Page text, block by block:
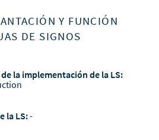
Y FUNCIÓN
DE SIGNOS
la implementación de la LS:
la LS:-